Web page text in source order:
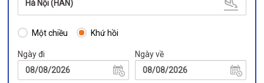
Hà Nội (HAN)
Một chiều Khứ hồi
Ngày đi Ngày về